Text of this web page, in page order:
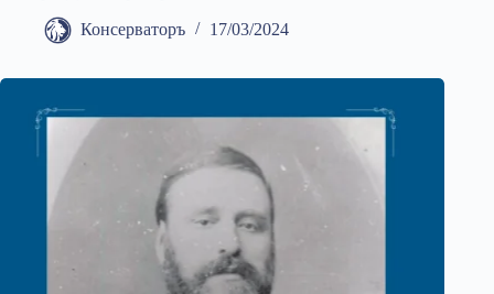
Консерваторъ 17/03/2024